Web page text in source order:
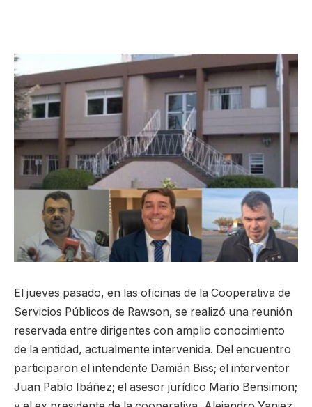
El jueves pasado, en las oficinas de la Cooperativa de
Servicios Públicos de Rawson, se realizó una reunión
reservada entre dirigentes con amplio conocimiento
de la entidad, actualmente intervenida. Del encuentro
participaron el intendente Damián Biss; el interventor
Juan Pablo Ibáñez; el asesor jurídico Mario Bensimon;